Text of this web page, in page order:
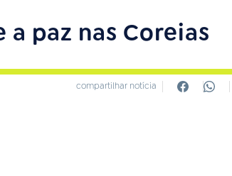
paz nas Coreias
compartilhar notícia